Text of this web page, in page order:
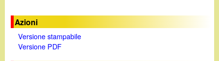
Azioni
Versione stampabile
Versione PDF